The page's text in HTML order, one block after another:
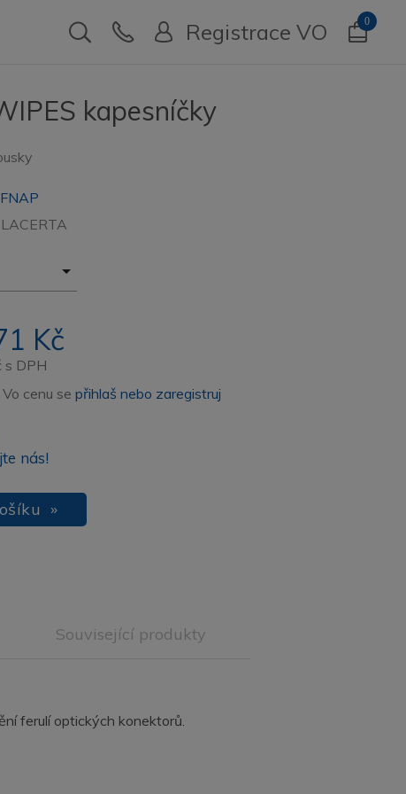
Registrace VO 0
kapesníčky
LACERTA
Kč
s DPH
cenu se přihlaš nebo zaregistruj
nás!
»
Související produkty
ferulí optických konektorů.